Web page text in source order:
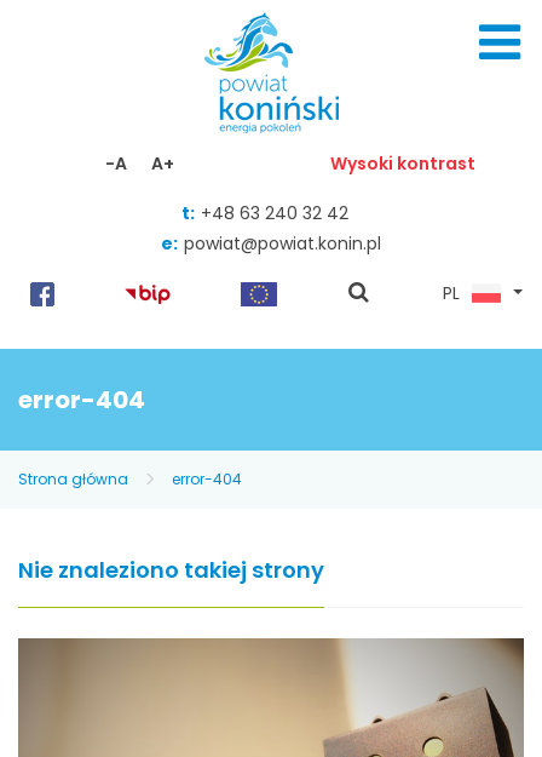
-A A+ Wysoki kontrast
t: +48 63 240 32 42
e: powiat@powiat.konin.pl
pokaż
PL
error-404
Strona główna error-404
Nie znaleziono takiej strony